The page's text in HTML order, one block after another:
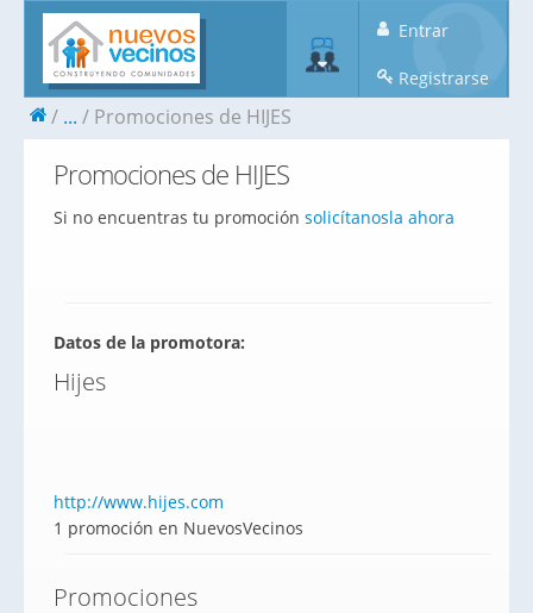
Entrar
Registrarse
... Promociones de HIJES
Promociones de HIJES
Si no encuentras tu promoción solicítanosla ahora
Datos de la promotora:
Hijes
http://www.hijes.com
1 promoción en NuevosVecinos
Promociones